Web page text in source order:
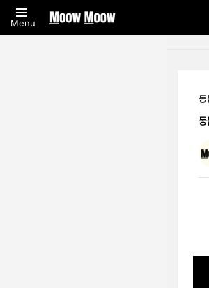
Menu
동